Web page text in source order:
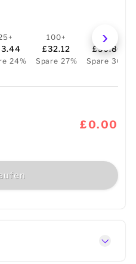
24%
100+
£32.12
Spare 27%
250+
£30.80
Spare 30%
£0.00